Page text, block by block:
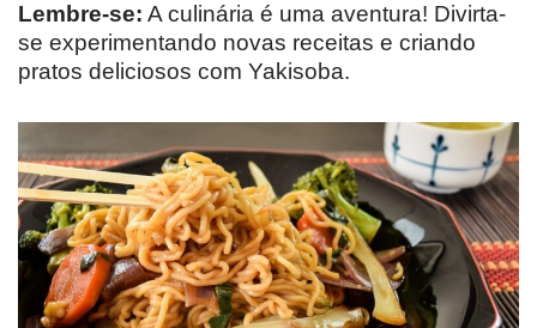
Lembre-se: A culinária é uma aventura! Divirta-
se experimentando novas receitas e criando
pratos deliciosos com Yakisoba.